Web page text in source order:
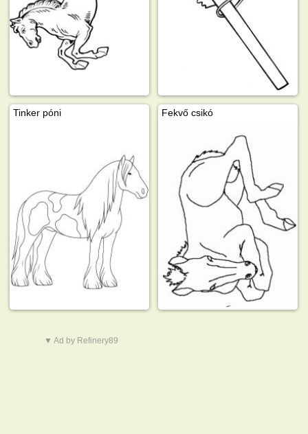
Tinker póni Fekvő csikó
▼ Ad by Refinery89